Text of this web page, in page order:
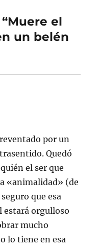
el
un belén
por un
Quedó
el ser que
«animalidad» (de
que esa
estará orgulloso
mucho
lo tiene en esa